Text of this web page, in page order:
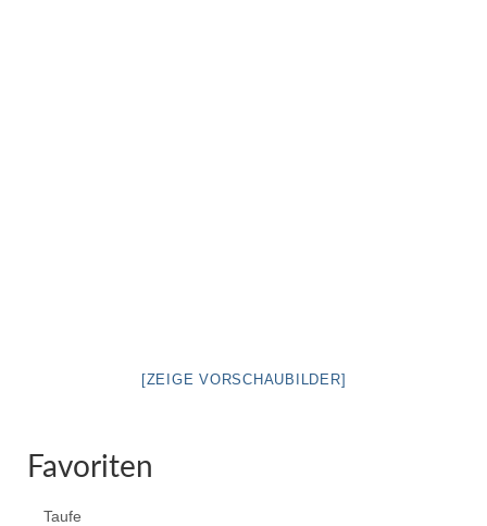
[ZEIGE VORSCHAUBILDER]
Favoriten
Taufe